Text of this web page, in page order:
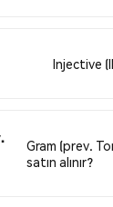
Injective
Gram (prev.
satın alınır?